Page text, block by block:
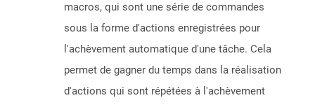
macros, qui sont une série de commandes
sous la forme d'actions enregistrées pour
l'achèvement automatique d'une tâche. Cela
permet de gagner du temps dans la réalisation
d'actions qui sont répétées à l'achèvement